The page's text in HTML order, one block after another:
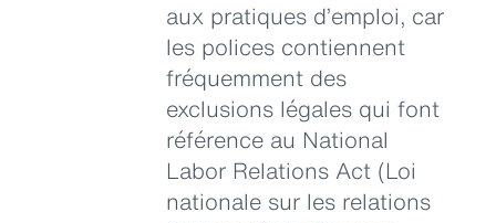
aux pratiques d’emploi, car
les polices contiennent
fréquemment des
exclusions légales qui font
référence au National
Labor Relations Act (Loi
nationale sur les relations